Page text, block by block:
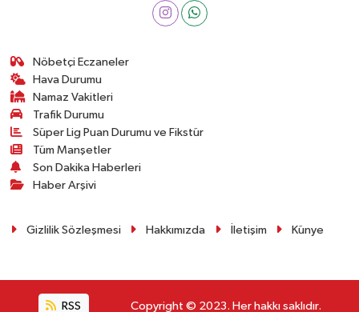
Nöbetçi Eczaneler
Hava Durumu
Namaz Vakitleri
Trafik Durumu
Süper Lig Puan Durumu ve Fikstür
Tüm Manşetler
Son Dakika Haberleri
Haber Arşivi
Gizlilik Sözleşmesi Hakkımızda İletişim Künye
RSS Copyright © 2023. Her hakkı saklıdır.